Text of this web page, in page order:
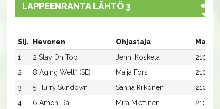
LAPPEENRANTA LÄHTÖ 3
Sij. Hevonen Ohjastaja
1
2 Stay On Top Jenni Koskela
2100:2
2
8 Aging Well* (SE) Maija Fors
2100:8
3
5 Hurry Sundown Sanna Riikonen
2100:5
4
6 Amon-Ra Mira Miettinen
2100:6